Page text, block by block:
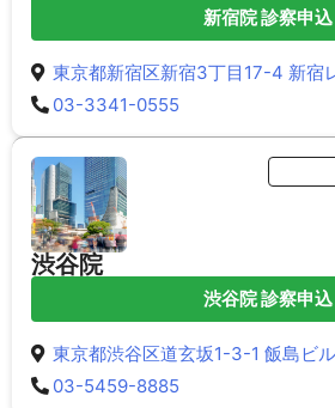
新宿院 診察申込
東京都新宿区新宿3丁目17-4 新宿
03-3341-0555
渋谷院
渋谷院 診察申込
東京都渋谷区道玄坂1-3-1 飯島ビ
03-5459-8885